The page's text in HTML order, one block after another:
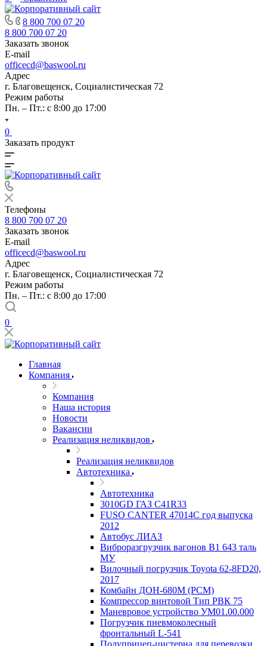
8 800 700 07 20
8 800 700 07 20
Заказать звонок
E-mail
officecd@baswool.ru
Адрес
г. Благовещенск, Социалистическая 72
Режим работы
Пн. – Пт.: с 8:00 до 17:00
0
Заказать продукт
Телефоны
8 800 700 07 20
Заказать звонок
E-mail
officecd@baswool.ru
Адрес
г. Благовещенск, Социалистическая 72
Режим работы
Пн. – Пт.: с 8:00 до 17:00
0
Главная
Компания
Компания
Наша история
Новости
Вакансии
Реализация неликвидов
Реализация неликвидов
Автотехника
Автотехника
3010GD ГАЗ С41R33
FUSO CANTER 47014C год выпуска
2012
Автобус ЛИАЗ
Виброразгрузчик вагонов В1 643 таль
МУ
Вилочный погрузчик Toyota 62-8FD20,
2017
Комбайн ДОН-680М (РСМ)
Компрессор винтовой Тип РВК 75
Маневровое устройство УМ01.00.000
Погрузчик пневмоколесный
фронтальный L-541
Полуприцеп-цистерна для перевозки